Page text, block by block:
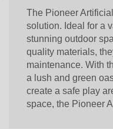
The Pioneer
solution. Ideal for a
stunning outdoor
quality materials,
maintenance. With
a lush and green
create a safe play
space, the Pioneer